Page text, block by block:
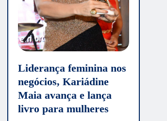
Liderança feminina nos
negócios, Kariádine
Maia avança e lança
livro para mulheres